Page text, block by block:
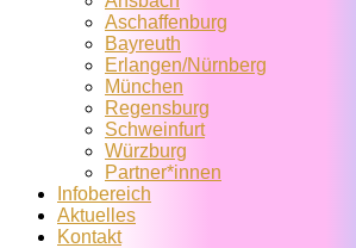
Aschaffenburg
Bayreuth
Erlangen/Nürnberg
München
Regensburg
Schweinfurt
Würzburg
Partner*innen
Infobereich
Aktuelles
Kontakt